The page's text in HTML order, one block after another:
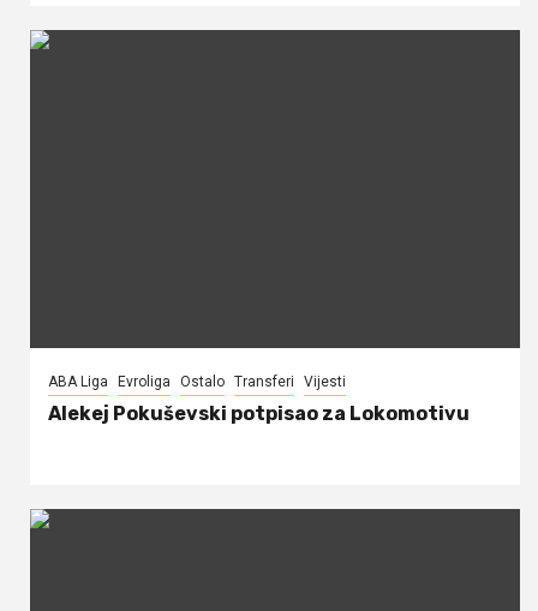
ABA Liga Evroliga Ostalo Transferi Vijesti
Alekej Pokuševski potpisao za Lokomotivu